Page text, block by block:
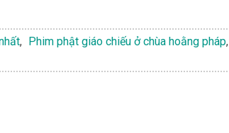
, Phim phật giáo chiếu ở chùa hoằng pháp,